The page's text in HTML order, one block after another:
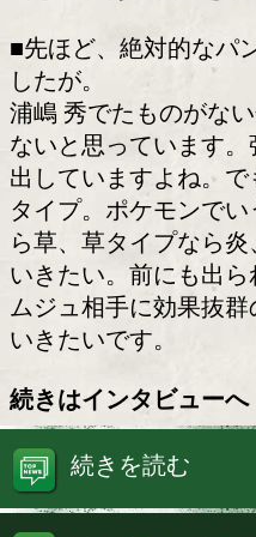
王子中屋)より攻
っている相手が全
で、相当疲れるん
■自身をどのよう
浦嶋 自分でもよ
ンファイターでは
言われることが多
時代は足を使っ
でした。ただ、プ
プロになってか
前回の皆川戦は、
断して、あの戦法